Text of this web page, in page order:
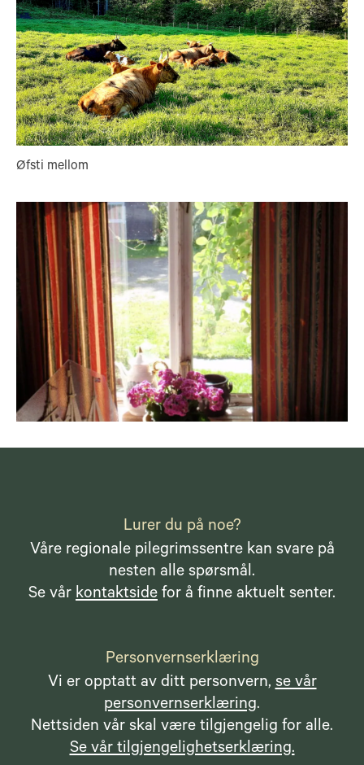
Øfsti mellom
Lurer du på noe?
Våre regionale pilegrimssentre kan svare på
nesten alle spørsmål.
Se vår kontaktside for å finne aktuelt senter.
Personvernserklæring
Vi er opptatt av ditt personvern,se vår
personvernserklæring.
Nettsiden vår skal være tilgjengelig for alle.
Se vår tilgjengelighetserklæring.